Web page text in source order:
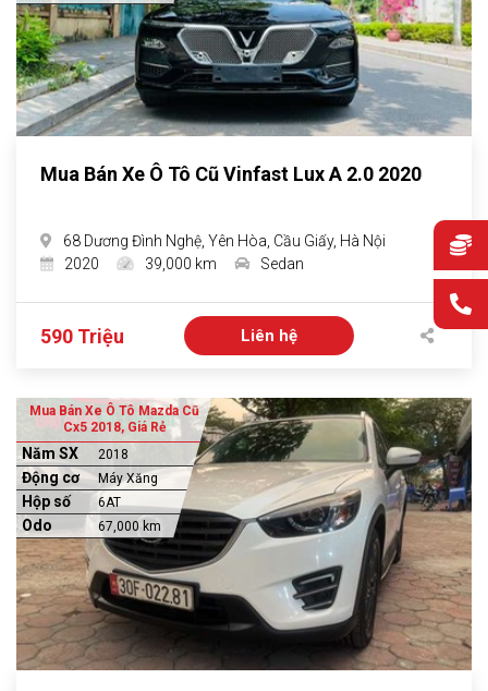
Mua Bán Xe Ô Tô Cũ Vinfast Lux A 2.0 2020
68 Dương Đình Nghệ, Yên Hòa, Cầu Giấy, Hà Nội
2020
39,000 km Sedan
590 Triệu Liên hệ
Mua Bán Xe Ô Tô Mazda Cũ
Cx5 2018, Giá Rẻ
Năm SX 2018
Động cơ Máy Xăng
Hộp số 6AT
Odo 67,000 km